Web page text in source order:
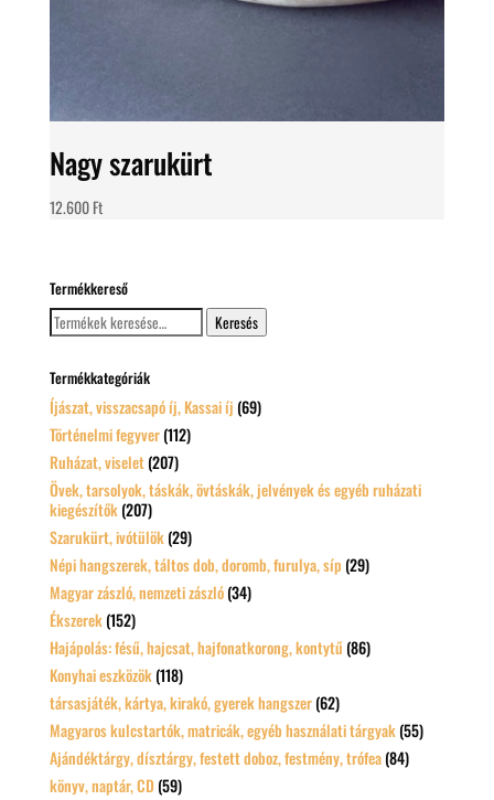
Nagy szarukürt
12.600Ft
Termékkereső
Keresés
a
Keresés
Termékkategóriák
Íjászat, visszacsapó íj, Kassai íj (69)
Történelmi fegyver (112)
Ruházat, viselet (207)
Övek, tarsolyok, táskák, övtáskák, jelvények és egyéb ruházati
kiegészítők (207)
Szarukürt, ivótülök (29)
Népi hangszerek, táltos dob, doromb, furulya, síp (29)
Magyar zászló, nemzeti zászló (34)
Ékszerek (152)
Hajápolás: fésű, hajcsat, hajfonatkorong, kontytű (86)
Konyhai eszközök (118)
társasjáték, kártya, kirakó, gyerek hangszer (62)
Magyaros kulcstartók, matricák, egyéb használati tárgyak (55)
Ajándéktárgy, dísztárgy, festett doboz, festmény, trófea (84)
könyv, naptár, CD (59)